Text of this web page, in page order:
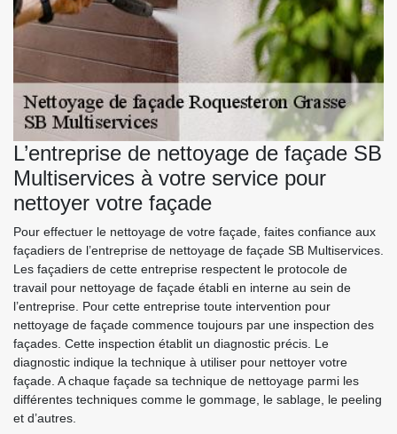
L’entreprise de nettoyage de façade SB
Multiservices à votre service pour
nettoyer votre façade
Pour effectuer le nettoyage de votre façade, faites confiance aux
façadiers de l’entreprise de nettoyage de façade SB Multiservices.
Les façadiers de cette entreprise respectent le protocole de
travail pour nettoyage de façade établi en interne au sein de
l’entreprise. Pour cette entreprise toute intervention pour
nettoyage de façade commence toujours par une inspection des
façades. Cette inspection établit un diagnostic précis. Le
diagnostic indique la technique à utiliser pour nettoyer votre
façade. A chaque façade sa technique de nettoyage parmi les
différentes techniques comme le gommage, le sablage, le peeling
et d’autres.